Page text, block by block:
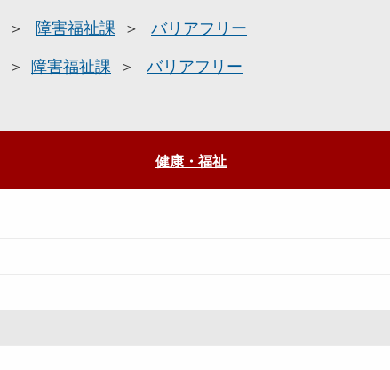
障害福祉課 バリアフリー
障害福祉課
バリアフリー
健康・福祉